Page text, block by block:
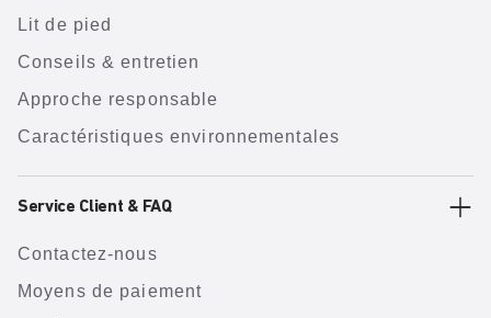
Lit de pied
Conseils & entretien
Approche responsable
Caractéristiques environnementales
Service Client & FAQ
Contactez-nous
Moyens de paiement